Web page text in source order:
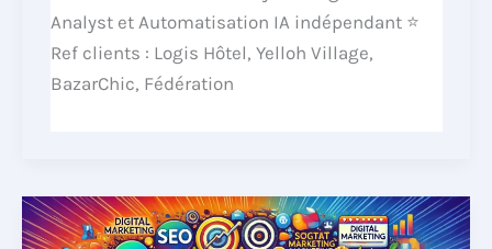
Analyst et Automatisation IA indépendant ⭐
Ref clients : Logis Hôtel, Yelloh Village,
BazarChic, Fédération